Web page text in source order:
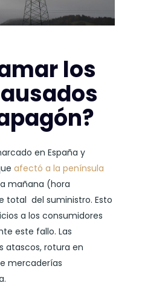
los
en España y
afectó a la península
mañana (hora
total del suministro. Esto
a los consumidores
este fallo. Las
atascos, rotura en
mercaderías